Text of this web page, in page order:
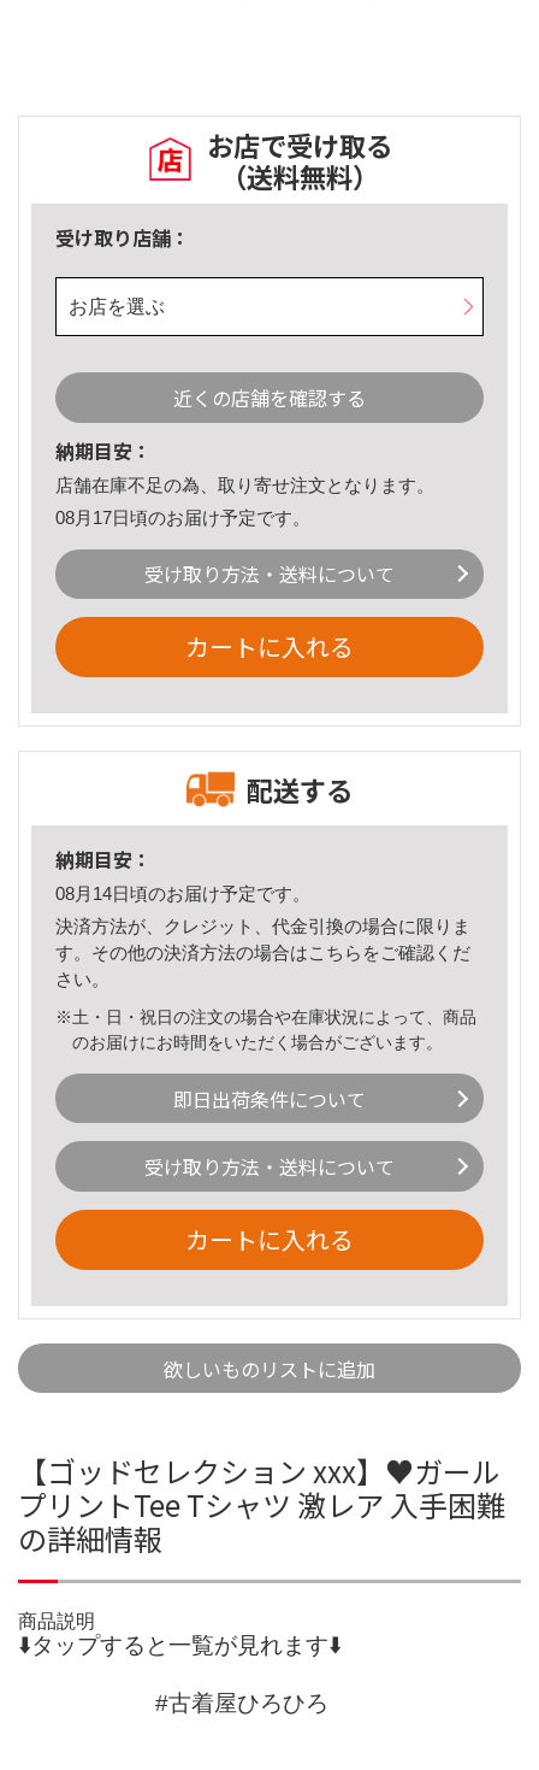
お店で受け取る
（送料無料）
受け取り店舗：
お店を選ぶ
近くの店舗を確認する
納期目安：
店舗在庫不足の為、取り寄せ注文となります。
08月17日頃のお届け予定です。
受け取り方法・送料について
カートに入れる
配送する
納期目安：
08月14日頃のお届け予定です。
決済方法が、クレジット、代金引換の場合に限りま
す。その他の決済方法の場合はこちら をご確認くだ
さい。
※土・日・祝日の注文の場合や在庫状況によって、商品
のお届けにお時間をいただく場合がございます。
即日出荷条件について
受け取り方法・送料について
カートに入れる
欲しいものリストに追加
【ゴッドセレクション xxx】♥ガール
プリントTee Tシャツ 激レア 入手困難
の詳細情報
商品説明
⬇️タップすると一覧が見れます⬇️
#古着屋ひろひろ